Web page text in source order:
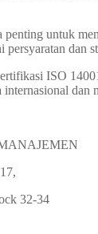
untuk
persyaratan dan
ISO
internasional
32-34